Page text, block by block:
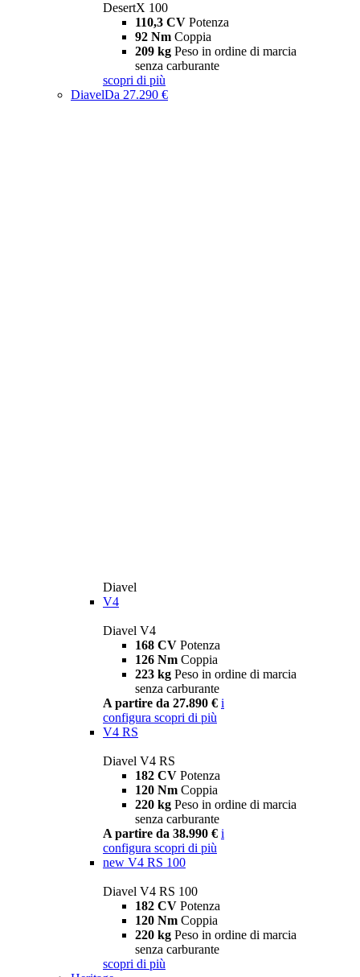
DesertX 100
110,3 CV Potenza
92 Nm Coppia
209 kg Peso in ordine di marcia
senza carburante
scopri di più
DiavelDa 27.290 €
Diavel
V4
Diavel V4
168 CV Potenza
126 Nm Coppia
223 kg Peso in ordine di marcia
senza carburante
A partire da 27.890 € i
configura scopri di più
V4 RS
Diavel V4 RS
182 CV Potenza
120 Nm Coppia
220 kg Peso in ordine di marcia
senza carburante
A partire da 38.990 € i
configura scopri di più
new V4 RS 100
Diavel V4 RS 100
182 CV Potenza
120 Nm Coppia
220 kg Peso in ordine di marcia
senza carburante
scopri di più